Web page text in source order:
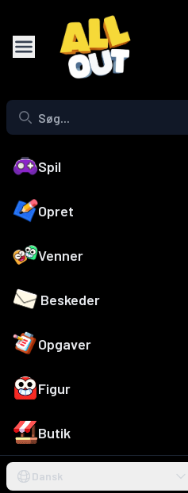
Spil
Opret
Venner
Beskeder
Opgaver
Figur
Butik
Dansk